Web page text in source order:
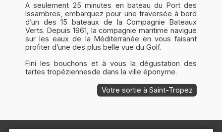
A seulement 25 minutes en bateau du Port des
Issambres, embarquez pour une traversée à bord
d’un des 15 bateaux de la Compagnie Bateaux
Verts. Depuis 1961, la compagnie maritime navigue
sur les eaux de la Méditerranée en vous faisant
profiter d’une des plus belle vue du Golf.
Fini les bouchons et à vous la dégustation des
tartes tropéziennesde dans la ville éponyme.
Votre sortie à Saint-Tropez